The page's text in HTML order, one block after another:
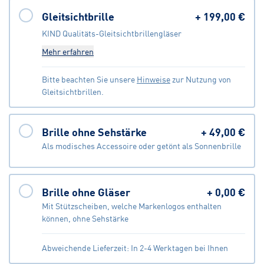
Gleitsichtbrille + 199,00 €
KIND Qualitäts-Gleitsichtbrillengläser
Mehr erfahren
Bitte beachten Sie unsere Hinweisezur Nutzung von
Gleitsichtbrillen.
Brille ohne Sehstärke +49,00 €
Als modisches Accessoire oder getönt als Sonnenbrille
Brille ohne Gläser + 0,00 €
Mit Stützscheiben, welche Markenlogos enthalten
können, ohne Sehstärke
Abweichende Lieferzeit: In 2-4 Werktagen bei Ihnen